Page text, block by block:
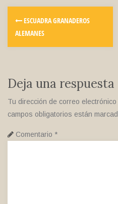
ESCUADRA GRANADEROS
ALEMANES
Deja una respuesta
Tu dirección de correo
campos obligatorios están
Comentario *